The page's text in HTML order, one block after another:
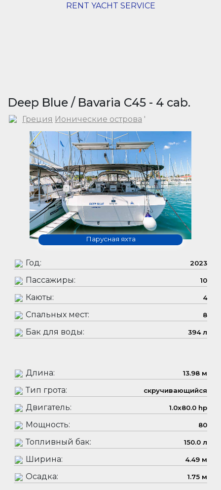
RENT YACHT SERVICE
Deep Blue / Bavaria C45 - 4 cab.
Греция Ионические острова '
Парусная яхта
Год: 2023
Пассажиры: 10
Каюты: 4
Спальных мест: 8
Бак для воды: 394 л
Длина: 13.98 м
Тип грота: скручивающийся
Двигатель: 1.0x80.0 hp
Мощность: 80
Топливный бак: 150.0 л
Ширина: 4.49 м
Осадка: 1.75 м